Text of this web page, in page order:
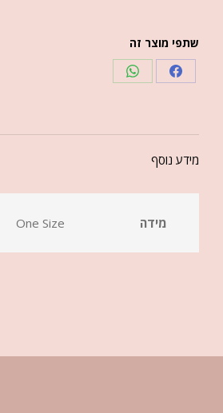
שתפי מוצר זה
מידע נוסף
מידה One Size